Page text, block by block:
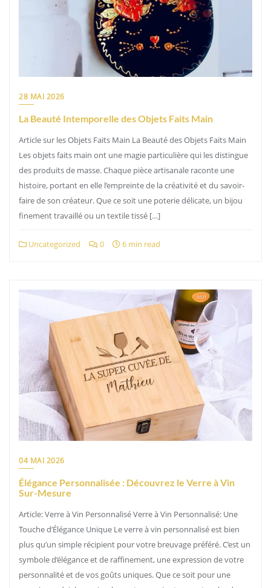
28 MAI 2026
La Beauté Intemporelle des Objets Faits Main
Article sur les Objets Faits Main La Beauté des Objets Faits Main
Les objets faits main ont une magie particulière qui les distingue
des produits de masse. Chaque pièce artisanale raconte une
histoire, portant en elle l’empreinte de la créativité et du savoir-
faire de son créateur. Que ce soit une poterie délicate, un bijou
finement travaillé ou un textile tissé […]
Uncategorized 0 6 min read
04 MAI 2026
Élégance Personnalisée : Découvrez le Verre à Vin
Sur-Mesure
Article: Verre à Vin Personnalisé Verre à Vin Personnalisé: Une
Touche d’Élégance Unique Le verre à vin personnalisé est bien
plus qu’un simple récipient pour votre breuvage préféré. C’est un
symbole d’élégance et de raffinement, une expression de votre
personnalité et de vos goûts uniques. Que ce soit pour une